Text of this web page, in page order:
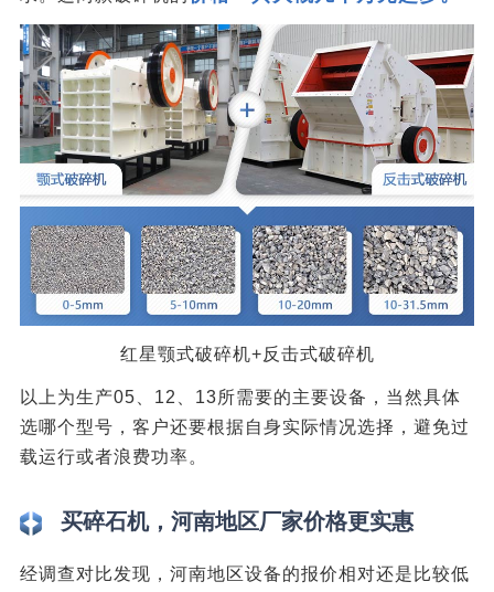
红星颚式破碎机+反击式破碎机
以上为生产05、12、13所需要的主要设备，当然具体
选哪个型号，客户还要根据自身实际情况选择，避免过
载运行或者浪费功率。
买碎石机，河南地区厂家价格更实惠
经调查对比发现，河南地区设备的报价相对还是比较低